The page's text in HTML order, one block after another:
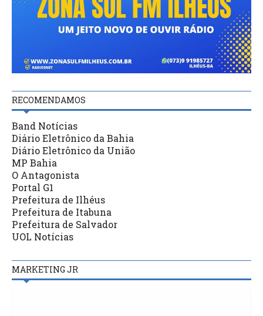
RECOMENDAMOS
Band Notícias
Diário Eletrônico da Bahia
Diário Eletrônico da União
MP Bahia
O Antagonista
Portal G1
Prefeitura de Ilhéus
Prefeitura de Itabuna
Prefeitura de Salvador
UOL Notícias
MARKETING JR